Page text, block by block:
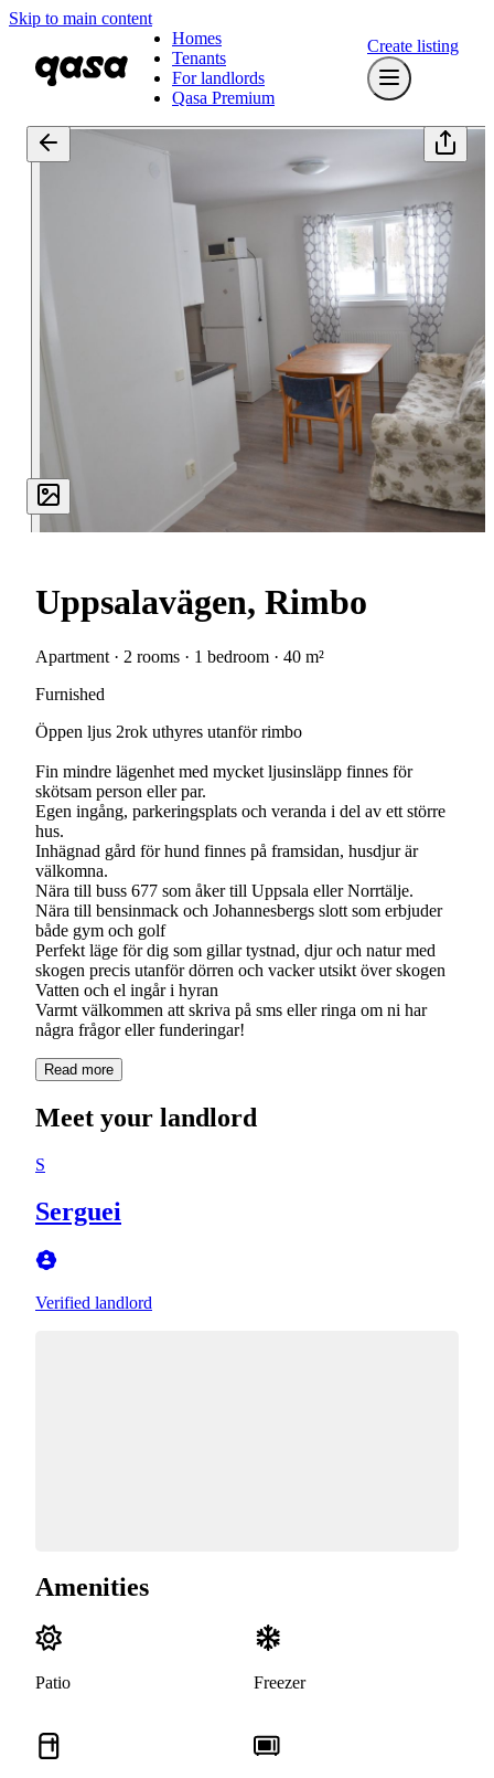
Skip to main content
Homes
Tenants
For landlords
Qasa Premium
Create listing
Uppsalavägen, Rimbo
Apartment · 2 rooms · 1 bedroom · 40 m²
Furnished
Öppen ljus 2rok uthyres utanför rimbo
Fin mindre lägenhet med mycket ljusinsläpp finnes för
skötsam person eller par.
Egen ingång, parkeringsplats och veranda i del av ett större
hus.
Inhägnad gård för hund finnes på framsidan, husdjur är
välkomna.
Nära till buss 677 som åker till Uppsala eller Norrtälje.
Nära till bensinmack och Johannesbergs slott som erbjuder
både gym och golf
Perfekt läge för dig som gillar tystnad, djur och natur med
skogen precis utanför dörren och vacker utsikt över skogen
Vatten och el ingår i hyran
Varmt välkommen att skriva på sms eller ringa om ni har
några frågor eller funderingar!
Read more
Meet your landlord
S
Serguei
Verified landlord
Amenities
Patio Freezer